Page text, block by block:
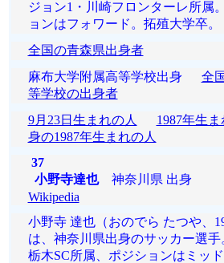
ジョン1・川崎フロンターレ所属
ョンはフォワード。拓殖大学卒。
全国の青森県出身者
麻布大学附属高等学校出身 全
等学校の出身者
9月23日生まれの人
1987年生ま
身の1987年生まれの人
37
小野寺達也神奈川県 出身
Wikipedia
小野寺 達也（おのでら たつや、
は、神奈川県出身のサッカー選手
栃木SC所属、ポジションはミッド